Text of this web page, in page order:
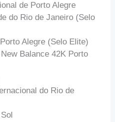
de Porto Alegre
do Rio de Janeiro (Selo
Alegre (Selo Elite)
Balance 42K Porto
do Rio de